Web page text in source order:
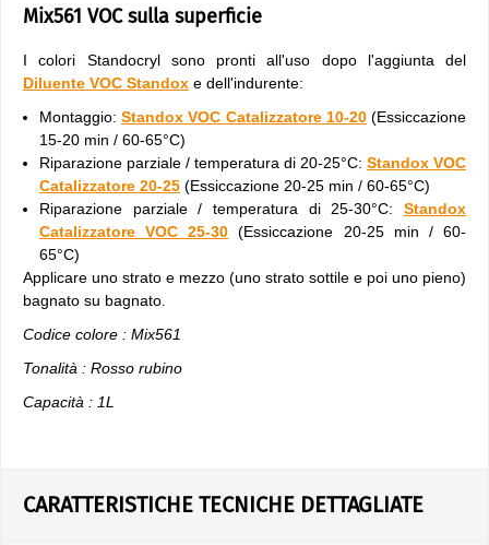
Mix561 VOC sulla superficie
I colori Standocryl sono pronti all'uso dopo l'aggiunta del
Diluente VOC Standox e dell'indurente:
Montaggio:Standox VOC Catalizzatore 10-20(Essiccazione
15-20 min / 60-65°C)
Riparazione parziale / temperatura di 20-25°C: Standox VOC
Catalizzatore 20-25 (Essiccazione 20-25 min / 60-65°C)
Riparazione parziale / temperatura di 25-30°C: Standox
Catalizzatore VOC 25-30 (Essiccazione 20-25 min / 60-
65°C)
Applicare uno strato e mezzo (uno strato sottile e poi uno pieno)
bagnato su bagnato.
Codice colore : Mix561
Tonalità : Rosso rubino
Capacità : 1L
CARATTERISTICHE TECNICHE DETTAGLIATE